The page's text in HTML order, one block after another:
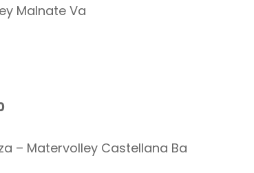
Malnate Va
– Matervolley Castellana Ba